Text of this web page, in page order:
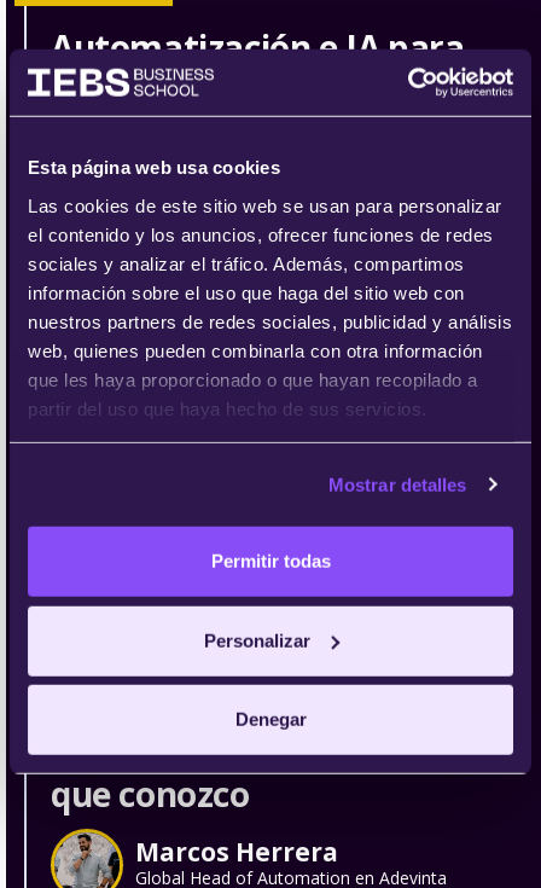
Esta página web usa cookies
Las cookies de este sitio web se usan para personalizar
el contenido y los anuncios, ofrecer funciones de redes
sociales y analizar el tráfico. Además, compartimos
información sobre el uso que haga del sitio web con
nuestros partners de redes sociales, publicidad y análisis
web, quienes pueden combinarla con otra información
que les haya proporcionado o que hayan recopilado a
partir del uso que haya hecho de sus servicios.
Mostrar detalles
Permitir todas
Personalizar
Denegar
Automatización e IA para
gestión de ventas "El caso de
IEBS & Trifecta"
Manuel Guerrero
CEO y Fundador de Trifecta
Oscar Fuente
CEO y Fundador de Green Living Projects
19:10 - 19:30
Hiperautomatización en SEO
Álvaro Lozano
La única forma de escalar
que conozco
Marcos Herrera
Global Head of Automation en Adevinta